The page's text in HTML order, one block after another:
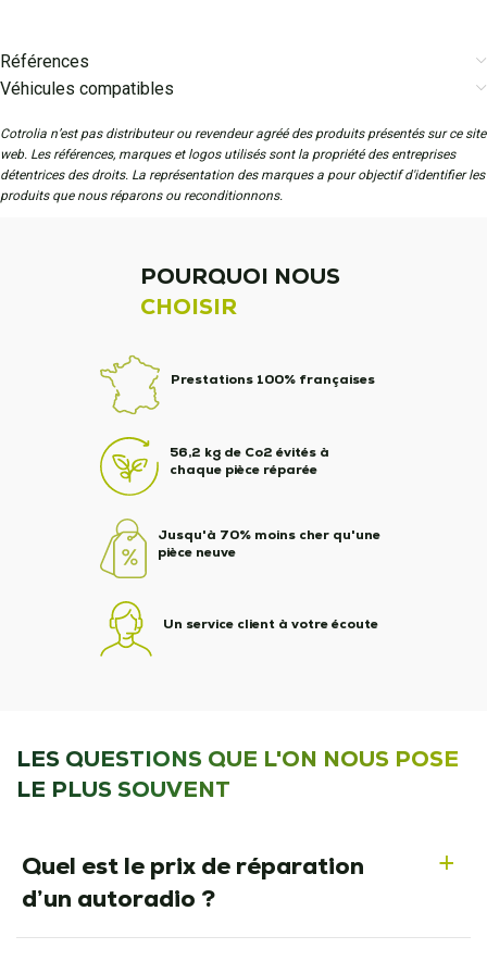
Références
Véhicules compatibles
Cotrolia n’est pas distributeur ou revendeur agréé des produits présentés sur ce site
web. Les références, marques et logos utilisés sont la propriété des entreprises
détentrices des droits. La représentation des marques a pour objectif d'identifier les
produits que nous réparons ou reconditionnons.
POURQUOI NOUS
CHOISIR
Prestations 100% françaises
56,2 kg de Co2 évités à
chaque pièce réparée
Jusqu'à 70% moins cher qu'une
pièce neuve
Un service client à votre écoute
LES QUESTIONS QUE L'ON NOUS POSE
LE PLUS SOUVENT
a
Quel est le prix de réparation
d’un autoradio ?